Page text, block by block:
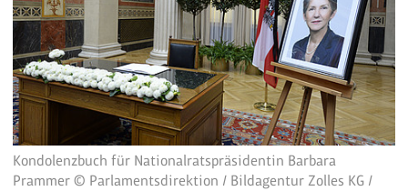
Kondolenzbuch für Nationalratspräsidentin Barbara
Prammer © Parlamentsdirektion / Bildagentur Zolles KG /